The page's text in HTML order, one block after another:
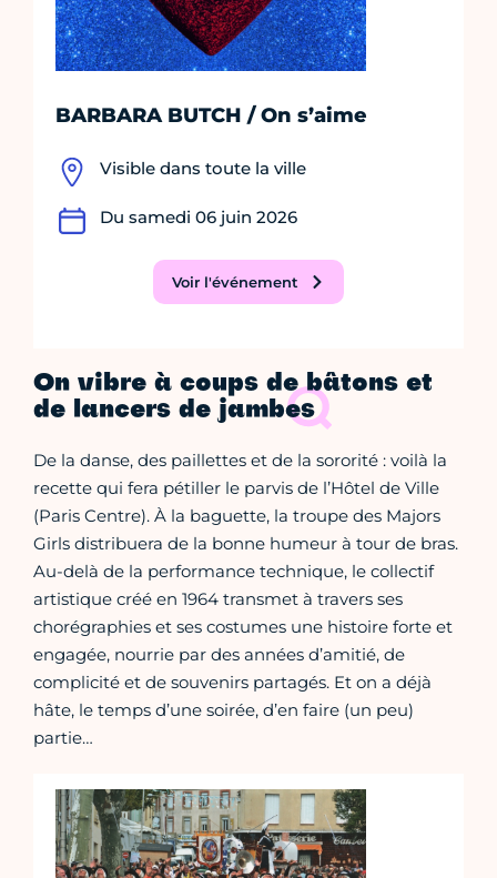
BARBARA BUTCH / On s’aime
Visible dans toute la ville
Du samedi 06 juin 2026
Voir l'événement
On vibre à coups de bâtons et
de lancers de jambes
De la danse, des paillettes et de la sororité : voilà la
recette qui fera pétiller le parvis de l’Hôtel de Ville
(Paris Centre). À la baguette, la troupe des Majors
Girls distribuera de la bonne humeur à tour de bras.
Au-delà de la performance technique, le collectif
artistique créé en 1964 transmet à travers ses
chorégraphies et ses costumes une histoire forte et
engagée, nourrie par des années d’amitié, de
complicité et de souvenirs partagés. Et on a déjà
hâte, le temps d’une soirée, d’en faire (un peu)
partie…